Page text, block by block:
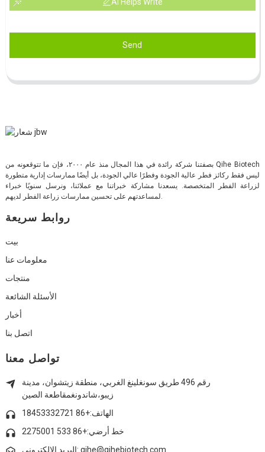
Send
بصفتنا شركة رائدة في هذا المجال منذ عام ٢٠٠٠، فإن ما تتوقعونه من Qihe Biotech
ليس فقط ركائز فطر عالية الجودة وفطرًا عالي الجودة، بل أيضًا ممارسات إدارية متطورة
لزراعة الفطر المتخصصة. يسعدنا مشاركة خبراتنا مع عملائنا، ونرسل سنويًا خبراء
روابط سريعة
بيت
معلومات عنا
منتجات
الأسئلة الشائعة
أخبار
اتصل بنا
تواصل معنا
رقم 496 طريق سونغلينغ الغربي، منطقة زيتشوان، مدينة
زيبو،شاندونغمقاطعة الصين
الهاتف:+86 18453332721
خط أرضي:+86 533 2275001
البريد الإلكتروني: qihe@qihebiotech.com